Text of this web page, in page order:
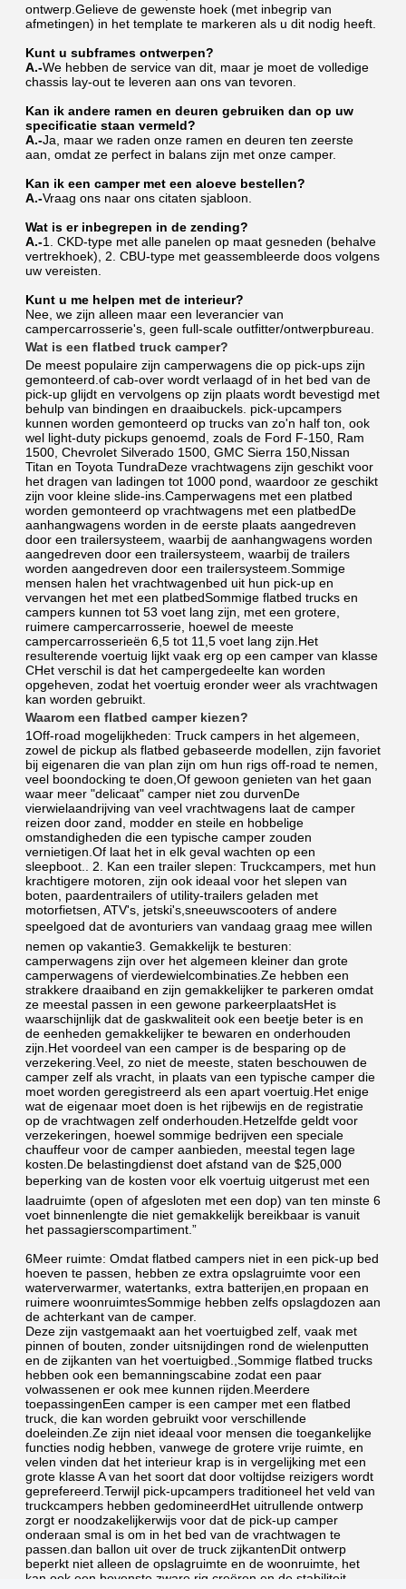
ontwerp.Gelieve de gewenste hoek (met inbegrip van
afmetingen) in het template te markeren als u dit nodig heeft.
Kunt u subframes ontwerpen?
A.-We hebben de service van dit, maar je moet de volledige
chassis lay-out te leveren aan ons van tevoren.
Kan ik andere ramen en deuren gebruiken dan op uw
specificatie staan vermeld?
A.-Ja, maar we raden onze ramen en deuren ten zeerste
aan, omdat ze perfect in balans zijn met onze camper.
Kan ik een camper met een aloeve bestellen?
A.-Vraag ons naar ons citaten sjabloon.
Wat is er inbegrepen in de zending?
A.-1. CKD-type met alle panelen op maat gesneden (behalve
vertrekhoek), 2. CBU-type met geassembleerde doos volgens
uw vereisten.
Kunt u me helpen met de interieur?
Nee, we zijn alleen maar een leverancier van
campercarrosserie's, geen full-scale outfitter/ontwerpbureau.
Wat is een flatbed truck camper?
De meest populaire zijn camperwagens die op pick-ups zijn
gemonteerd.of cab-over wordt verlaagd of in het bed van de
pick-up glijdt en vervolgens op zijn plaats wordt bevestigd met
behulp van bindingen en draaibuckels. pick-upcampers
kunnen worden gemonteerd op trucks van zo'n half ton, ook
wel light-duty pickups genoemd, zoals de Ford F-150, Ram
1500, Chevrolet Silverado 1500, GMC Sierra 150,Nissan
Titan en Toyota TundraDeze vrachtwagens zijn geschikt voor
het dragen van ladingen tot 1000 pond, waardoor ze geschikt
zijn voor kleine slide-ins.Camperwagens met een platbed
worden gemonteerd op vrachtwagens met een platbedDe
aanhangwagens worden in de eerste plaats aangedreven
door een trailersysteem, waarbij de aanhangwagens worden
aangedreven door een trailersysteem, waarbij de trailers
worden aangedreven door een trailersysteem.Sommige
mensen halen het vrachtwagenbed uit hun pick-up en
vervangen het met een platbedSommige flatbed trucks en
campers kunnen tot 53 voet lang zijn, met een grotere,
ruimere campercarrosserie, hoewel de meeste
campercarrosserieën 6,5 tot 11,5 voet lang zijn.Het
resulterende voertuig lijkt vaak erg op een camper van klasse
CHet verschil is dat het campergedeelte kan worden
opgeheven, zodat het voertuig eronder weer als vrachtwagen
kan worden gebruikt.
Waarom een flatbed camper kiezen?
1Off-road mogelijkheden: Truck campers in het algemeen,
zowel de pickup als flatbed gebaseerde modellen, zijn favoriet
bij eigenaren die van plan zijn om hun rigs off-road te nemen,
veel boondocking te doen,Of gewoon genieten van het gaan
waar meer "delicaat" camper niet zou durvenDe
vierwielaandrijving van veel vrachtwagens laat de camper
reizen door zand, modder en steile en hobbelige
omstandigheden die een typische camper zouden
vernietigen.Of laat het in elk geval wachten op een
sleepboot.. 2. Kan een trailer slepen: Truckcampers, met hun
krachtigere motoren, zijn ook ideaal voor het slepen van
boten, paardentrailers of utility-trailers geladen met
motorfietsen, ATV's, jetski's,sneeuwscooters of andere
speelgoed dat de avonturiers van vandaag graag mee willen
nemen op vakantie3. Gemakkelijk te besturen:
camperwagens zijn over het algemeen kleiner dan grote
camperwagens of vierdewielcombinaties.Ze hebben een
strakkere draaiband en zijn gemakkelijker te parkeren omdat
ze meestal passen in een gewone parkeerplaatsHet is
waarschijnlijk dat de gaskwaliteit ook een beetje beter is en
de eenheden gemakkelijker te bewaren en onderhouden
zijn.Het voordeel van een camper is de besparing op de
verzekering.Veel, zo niet de meeste, staten beschouwen de
camper zelf als vracht, in plaats van een typische camper die
moet worden geregistreerd als een apart voertuig.Het enige
wat de eigenaar moet doen is het rijbewijs en de registratie
op de vrachtwagen zelf onderhouden.Hetzelfde geldt voor
verzekeringen, hoewel sommige bedrijven een speciale
chauffeur voor de camper aanbieden, meestal tegen lage
kosten.De belastingdienst doet afstand van de $25,000
beperking van de kosten voor elk voertuig uitgerust met een
laadruimte (open of afgesloten met een dop) van ten minste 6
voet binnenlengte die niet gemakkelijk bereikbaar is vanuit
het passagierscompartiment.”
6Meer ruimte: Omdat flatbed campers niet in een pick-up bed
hoeven te passen, hebben ze extra opslagruimte voor een
waterverwarmer, watertanks, extra batterijen,en propaan en
ruimere woonruimtesSommige hebben zelfs opslagdozen aan
de achterkant van de camper.
Deze zijn vastgemaakt aan het voertuigbed zelf, vaak met
pinnen of bouten, zonder uitsnijdingen rond de wielenputten
en de zijkanten van het voertuigbed.,Sommige flatbed trucks
hebben ook een bemanningscabine zodat een paar
volwassenen er ook mee kunnen rijden.Meerdere
toepassingenEen camper is een camper met een flatbed
truck, die kan worden gebruikt voor verschillende
doeleinden.Ze zijn niet ideaal voor mensen die toegankelijke
functies nodig hebben, vanwege de grotere vrije ruimte, en
velen vinden dat het interieur krap is in vergelijking met een
grote klasse A van het soort dat door voltijdse reizigers wordt
geprefereerd.Terwijl pick-upcampers traditioneel het veld van
truckcampers hebben gedomineerdHet uitrullende ontwerp
zorgt er noodzakelijkerwijs voor dat de pick-up camper
onderaan smal is om in het bed van de vrachtwagen te
passen.dan ballon uit over de truck zijkantenDit ontwerp
beperkt niet alleen de opslagruimte en de woonruimte, het
kan ook een bovenste zware rig creëren en de stabiliteit